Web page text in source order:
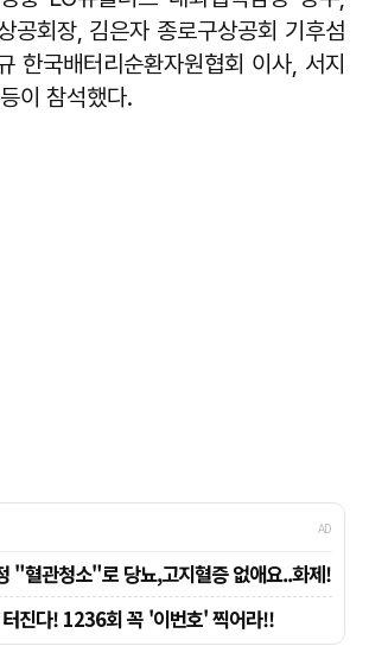
공회장, 김은자 종로구상공회 기후섬
한국배터리순환자원협회 이사, 서지
이 참석했다.